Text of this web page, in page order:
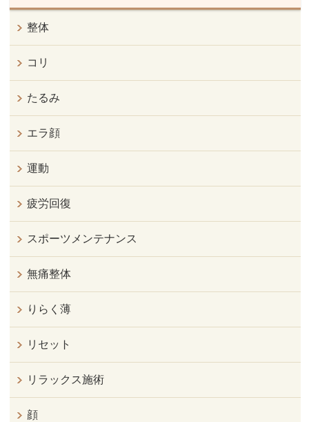
整体
コリ
たるみ
エラ顔
運動
疲労回復
スポーツメンテナンス
無痛整体
りらく薄
リセット
リラックス施術
顔